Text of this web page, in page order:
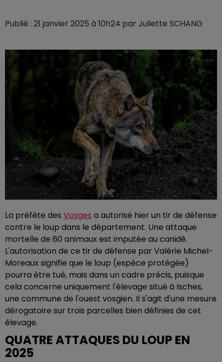
Publié : 21 janvier 2025 à 10h24 par Juliette SCHANG
La préfète des Vosges a autorisé hier un tir de défense
contre le loup dans le département. Une attaque
mortelle de 60 animaux est imputée au canidé.
L'autorisation de ce tir de défense par Valérie Michel-
Moreaux signifie que le loup (espèce protégée)
pourra être tué, mais dans un cadre précis, puisque
cela concerne uniquement l'élevage situé à Isches,
une commune de l'ouest vosgien. Il s'agit d'une mesure
dérogatoire sur trois parcelles bien définies de cet
élevage.
QUATRE ATTAQUES DU LOUP EN
2025